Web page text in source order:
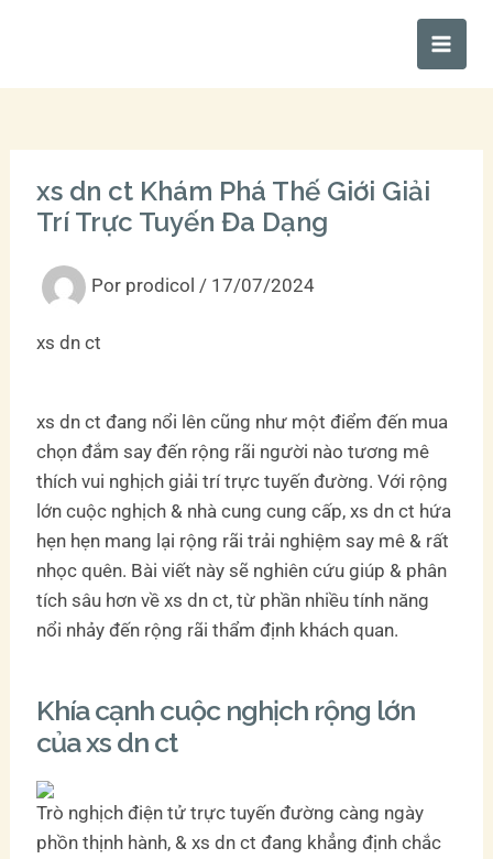
Main
xs dn ct Khám Phá Thế Giới Giải
Trí Trực Tuyến Đa Dạng
Por prodicol / 17/07/2024
xs dn ct
xs dn ct đang nổi lên cũng như một điểm đến mua
chọn đắm say đến rộng rãi người nào tương mê
thích vui nghịch giải trí trực tuyến đường. Với rộng
lớn cuộc nghịch & nhà cung cung cấp, xs dn ct hứa
hẹn hẹn mang lại rộng rãi trải nghiệm say mê & rất
nhọc quên. Bài viết này sẽ nghiên cứu giúp & phân
tích sâu hơn về xs dn ct, từ phần nhiều tính năng
nổi nhảy đến rộng rãi thẩm định khách quan.
Khía cạnh cuộc nghịch rộng lớn
của xs dn ct
Trò nghịch điện tử trực tuyến đường càng ngày
phồn thịnh hành, & xs dn ct đang khẳng định chắc